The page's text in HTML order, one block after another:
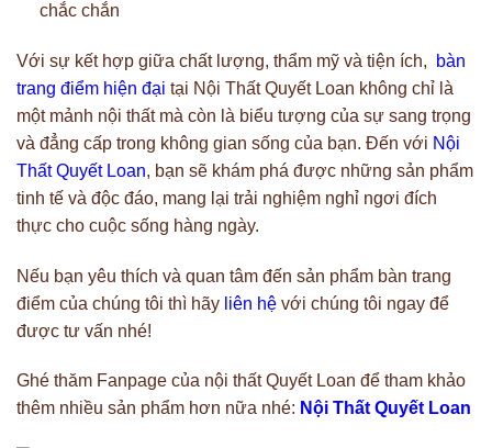
chắc chắn
Với sự kết hợp giữa chất lượng, thẩm mỹ và tiện ích,
bàn
trang điểm hiện đại tại Nội Thất Quyết Loan không chỉ là
một mảnh nội thất mà còn là biểu tượng của sự sang trọng
và đẳng cấp trong không gian sống của bạn. Đến với Nội
Thất Quyết Loan, bạn sẽ khám phá được những sản phẩm
tinh tế và độc đáo, mang lại trải nghiệm nghỉ ngơi đích
thực cho cuộc sống hàng ngày.
Nếu bạn yêu thích và quan tâm đến sản phẩm bàn trang
điểm của chúng tôi thì hãy liên hệ với chúng tôi ngay để
được tư vấn nhé!
Ghé thăm Fanpage của nội thất Quyết Loan để tham khảo
thêm nhiều sản phẩm hơn nữa nhé: Nội Thất Quyết Loan